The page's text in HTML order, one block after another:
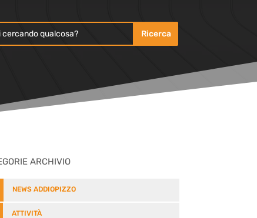
ARCHIVIO
NEWS ADDIOPIZZO
ATTIVITÀ